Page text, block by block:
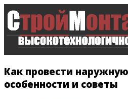
Как провести
особенности и советы